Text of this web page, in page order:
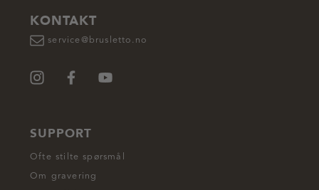
KONTAKT
service@brusletto.no
SUPPORT
Ofte stilte spørsmål
Om gravering